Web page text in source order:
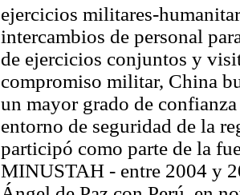
ejercicios militares-
intercambios de personal
de ejercicios conjuntos y
compromiso militar, China
un mayor grado de
entorno de seguridad de la
participó como parte de la
MINUSTAH - entre 2004 y